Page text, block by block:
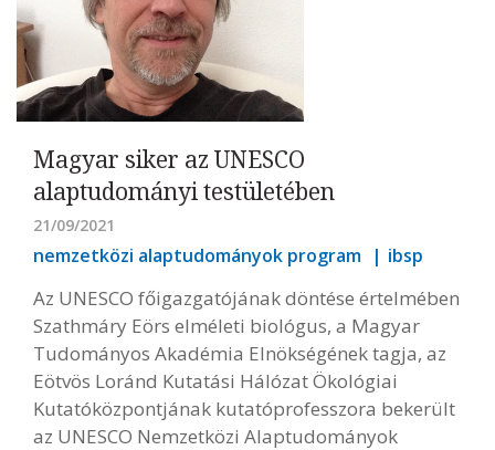
Magyar siker az UNESCO
alaptudományi testületében
21/09/2021
nemzetközi alaptudományok program ibsp
Az UNESCO főigazgatójának döntése értelmében
Szathmáry Eörs elméleti biológus, a Magyar
Tudományos Akadémia Elnökségének tagja, az
Eötvös Loránd Kutatási Hálózat Ökológiai
Kutatóközpontjának kutatóprofesszora bekerült
az UNESCO Nemzetközi Alaptudományok